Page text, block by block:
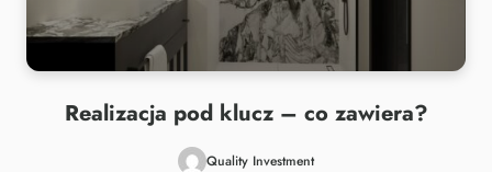
Realizacja pod klucz – co zawiera?
Quality Investment